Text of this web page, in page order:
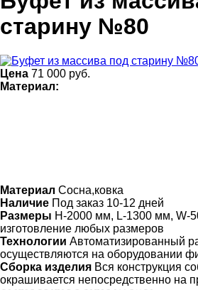
старину №80
Цена 71 000 руб.
Материал:
Материал Сосна,ковка
Наличие Под заказ 10-12 дней
Размеры Н-2000 мм, L-1300 мм, W-
изготовление любых размеров
Технологии Автоматизированный
осуществляются на оборудовании
Сборка изделия Вся конструкция
окрашивается непосредственно на